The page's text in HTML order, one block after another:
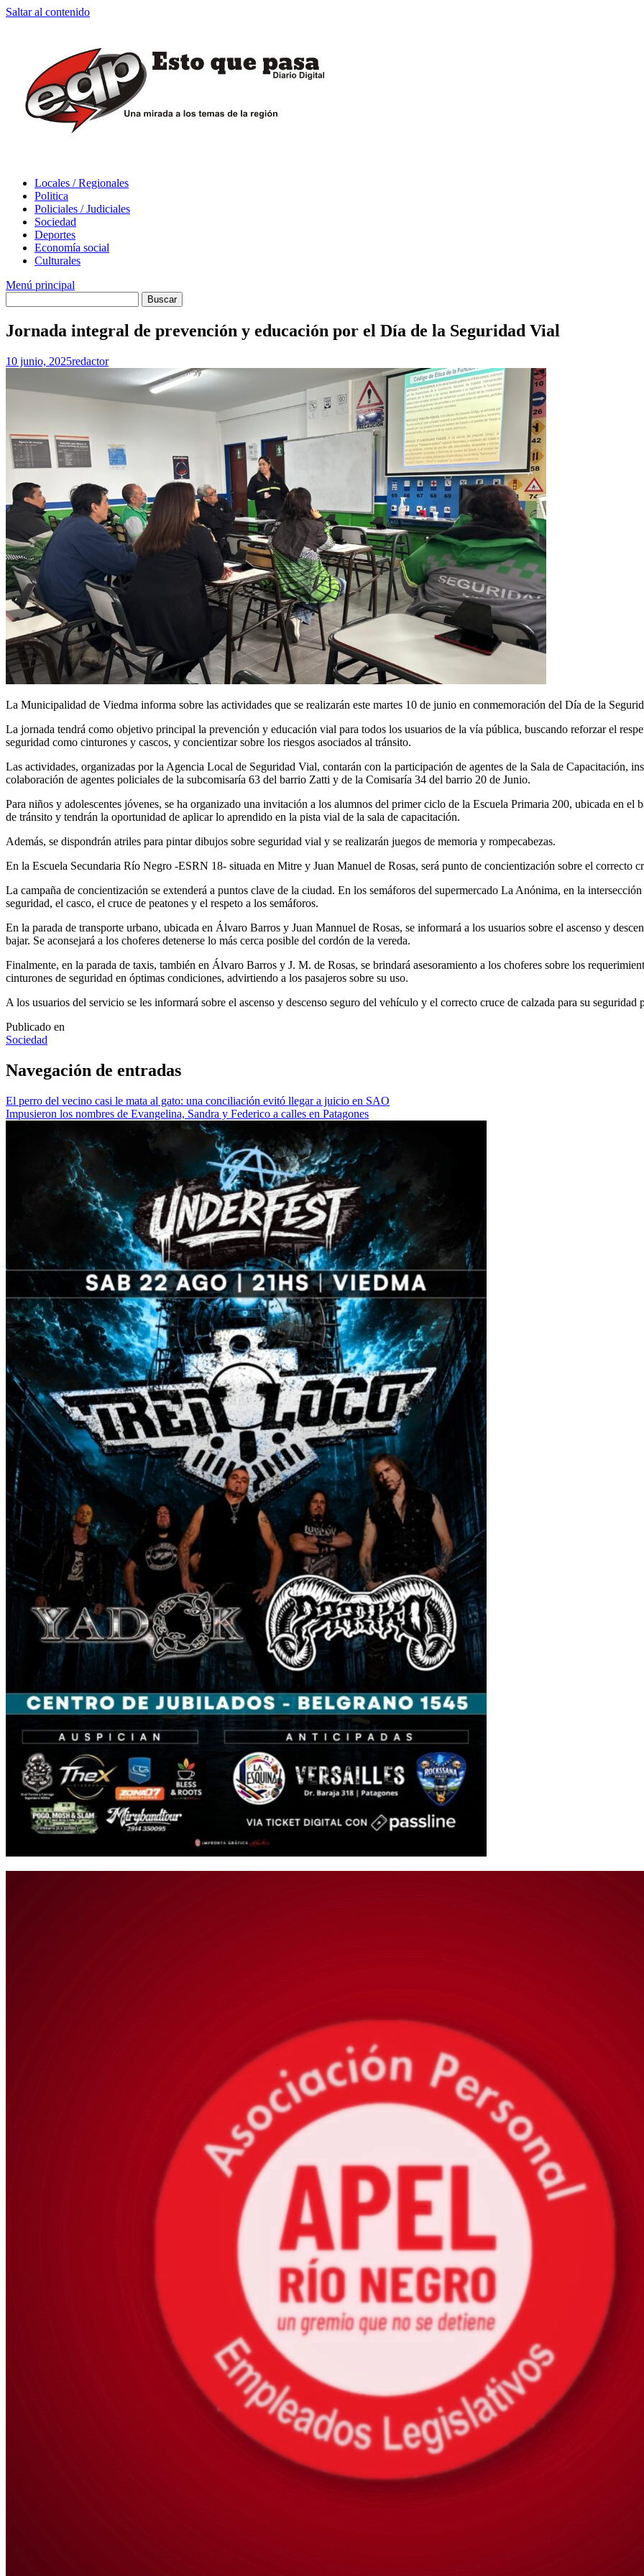
Saltar al contenido
Locales / Regionales
Politica
Policiales / Judiciales
Sociedad
Deportes
Economía social
Culturales
Menú principal
Jornada integral de prevención y educación por el Día de la Seguridad Vial
10 junio, 2025redactor
La Municipalidad de Viedma informa sobre las actividades que se realizarán este martes 10 de junio en conmemoración del Día de la
La jornada tendrá como objetivo principal la prevención y educación vial para todos los usuarios de la vía pública, buscando reforzar el
seguridad como cinturones y cascos, y concientizar sobre los riesgos asociados al tránsito.
Las actividades, organizadas por la Agencia Local de Seguridad Vial, contarán con la participación de agentes de la Sala de Capacitación,
colaboración de agentes policiales de la subcomisaría 63 del barrio Zatti y de la Comisaría 34 del barrio 20 de Junio.
Para niños y adolescentes jóvenes, se ha organizado una invitación a los alumnos del primer ciclo de la Escuela Primaria 200, ubicada en el
de tránsito y tendrán la oportunidad de aplicar lo aprendido en la pista vial de la sala de capacitación.
Además, se dispondrán atriles para pintar dibujos sobre seguridad vial y se realizarán juegos de memoria y rompecabezas.
En la Escuela Secundaria Río Negro -ESRN 18- situada en Mitre y Juan Manuel de Rosas, será punto de concientización sobre el correcto
La campaña de concientización se extenderá a puntos clave de la ciudad. En los semáforos del supermercado La Anónima, en la
seguridad, el casco, el cruce de peatones y el respeto a los semáforos.
En la parada de transporte urbano, ubicada en Álvaro Barros y Juan Mannuel de Rosas, se informará a los usuarios sobre el ascenso y
bajar. Se aconsejará a los choferes detenerse lo más cerca posible del cordón de la vereda.
Finalmente, en la parada de taxis, también en Álvaro Barros y J. M. de Rosas, se brindará asesoramiento a los choferes sobre los
cinturones de seguridad en óptimas condiciones, advirtiendo a los pasajeros sobre su uso.
A los usuarios del servicio se les informará sobre el ascenso y descenso seguro del vehículo y el correcto cruce de calzada para su seguridad
Publicado en
Sociedad
Navegación de entradas
El perro del vecino casi le mata al gato: una conciliación evitó llegar a juicio en SAO
Impusieron los nombres de Evangelina, Sandra y Federico a calles en Patagones